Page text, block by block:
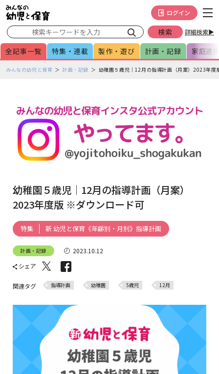
詳細検索▶
ログイン
全記事一覧 特集・連載 製作・遊び 計画・記録 家庭連
ペみんなの幼児と保育 計画・記録 幼稚園５歳児｜12月の指導計画（月案）2023年
幼稚園５歳児｜12月の指導計画（月案）
2023年度版 ※ダウンロード可
特集 新 幼児と保育《年齢別・月別》指導計画
計画・記録
2023.10.12
シェア
関連タグ 指導計画 幼稚園 5歳児 12月